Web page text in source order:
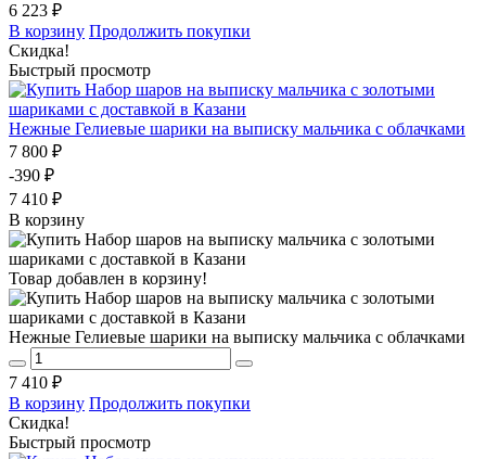
6 223 ₽
В корзину Продолжить покупки
Скидка!
Быстрый просмотр
Нежные Гелиевые шарики на выписку мальчика с облачками
7 800 ₽
-390 ₽
7 410 ₽
В корзину
Товар добавлен в корзину!
Нежные Гелиевые шарики на выписку мальчика с облачками
7 410 ₽
В корзину Продолжить покупки
Скидка!
Быстрый просмотр